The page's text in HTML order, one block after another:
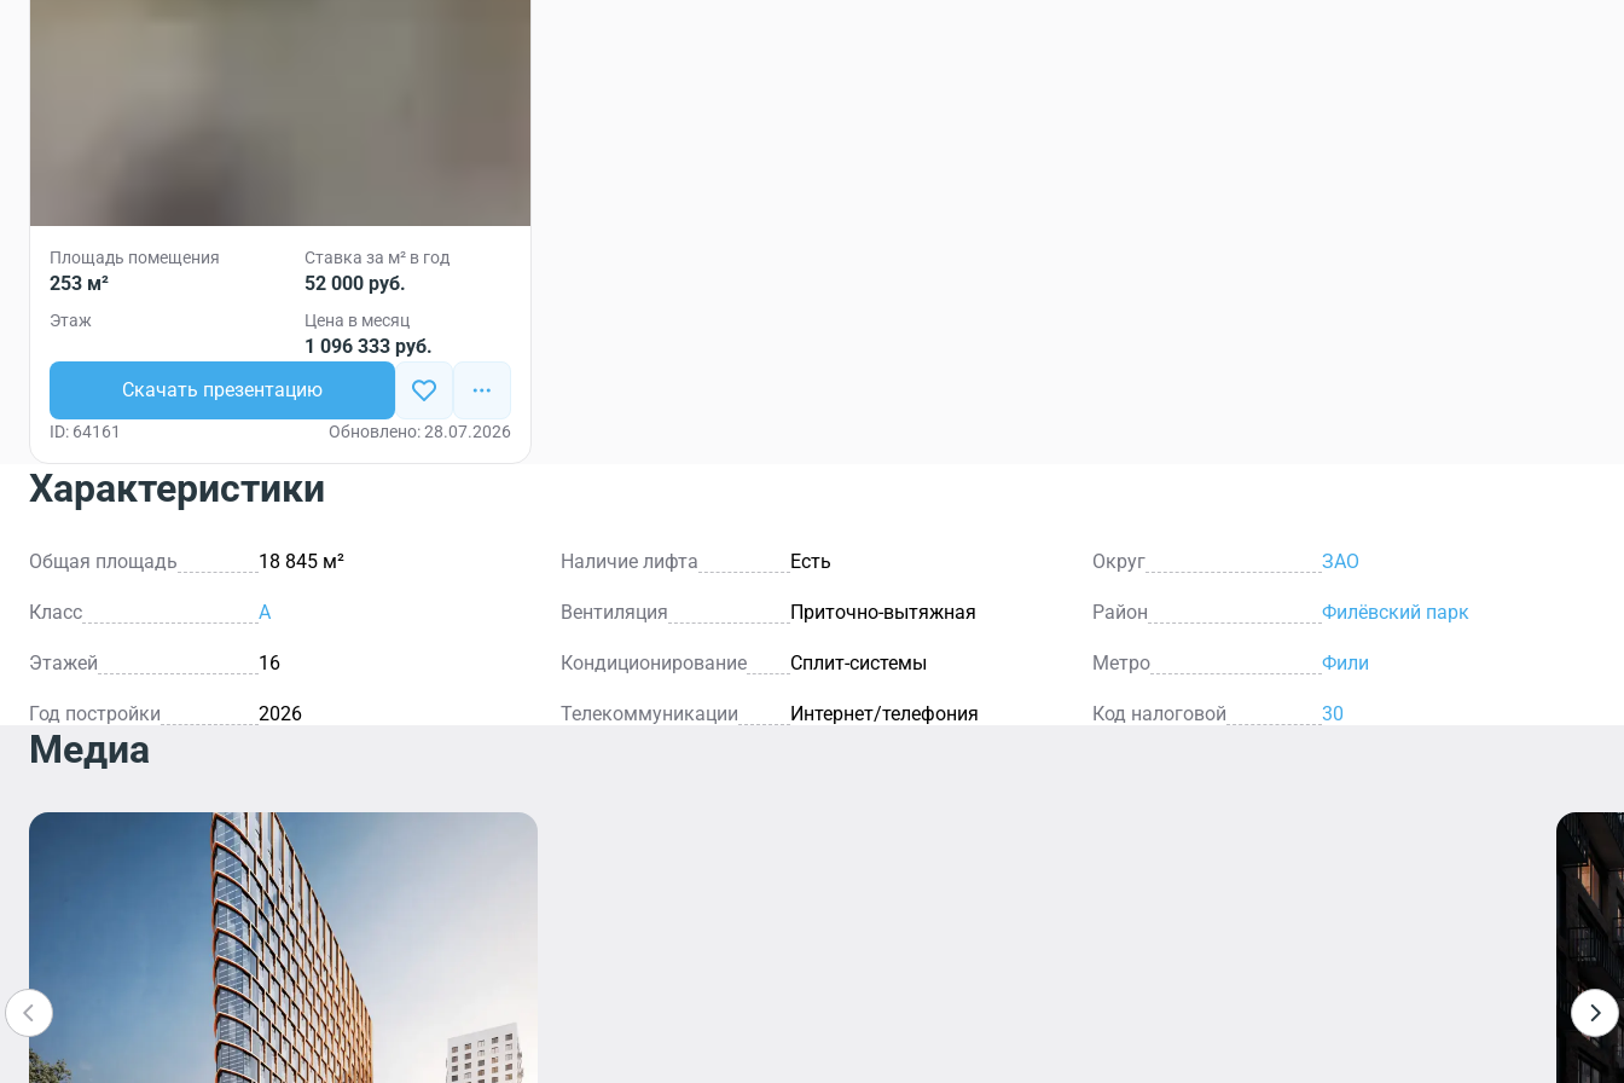
Площадь помещения
253 м²
Ставка за м² в год
52 000 руб.
Этаж Цена в месяц
1 096 333 руб.
Скачать презентацию
ID: 64161 Обновлено: 28.07.2026
Характеристики
Общая площадь 18 845 м² Наличие лифта Есть Округ ЗАО
Класс A Вентиляция Приточно-вытяжная Район Филёвский парк
Этажей 16 Кондиционирование Сплит-системы Метро Фили
Год постройки 2026 Телекоммуникации Интернет/телефония Код налоговой 30
Медиа